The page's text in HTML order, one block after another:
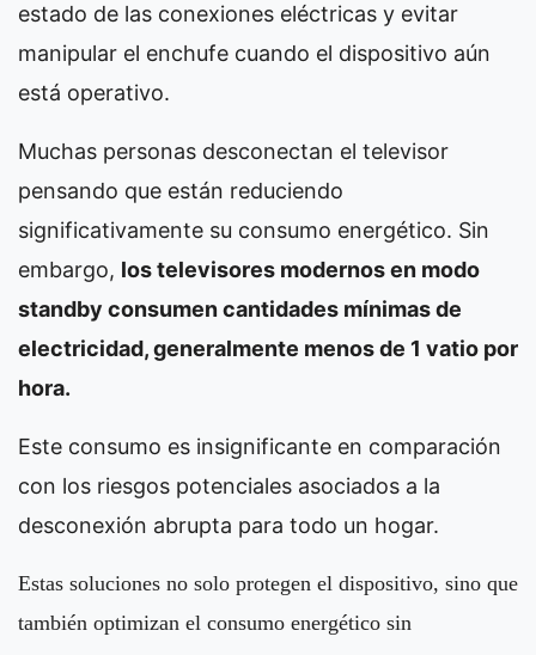
estado de las conexiones eléctricas y evitar
manipular el enchufe cuando el dispositivo aún
está operativo.
Muchas personas desconectan el televisor
pensando que están reduciendo
significativamente su consumo energético. Sin
embargo, los televisores modernos en modo
standby consumen cantidades mínimas de
electricidad, generalmente menos de 1 vatio por
hora.
Este consumo es insignificante en comparación
con los riesgos potenciales asociados a la
desconexión abrupta para todo un hogar.
Estas soluciones no solo protegen el dispositivo, sino que
también optimizan el consumo energético sin